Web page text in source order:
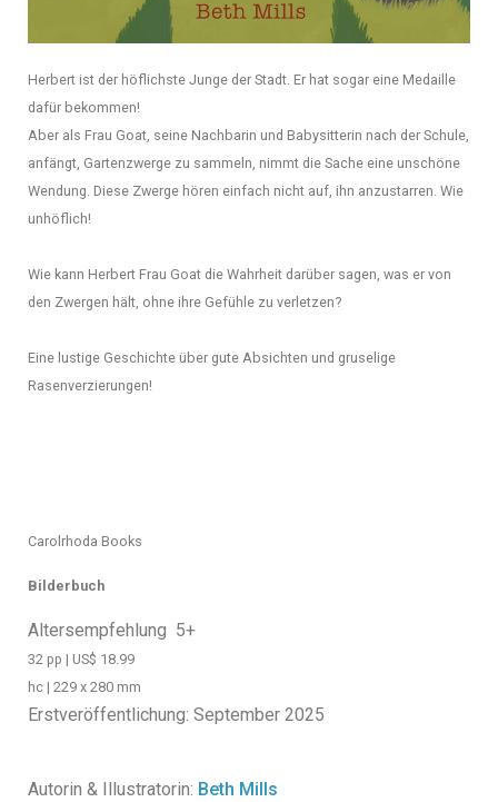
Herbert ist der höflichste Junge der Stadt. Er hat sogar eine Medaille
dafür bekommen!
Aber als Frau Goat, seine Nachbarin und Babysitterin nach der Schule,
anfängt, Gartenzwerge zu sammeln, nimmt die Sache eine unschöne
Wendung. Diese Zwerge hören einfach nicht auf, ihn anzustarren. Wie
unhöflich!
Wie kann Herbert Frau Goat die Wahrheit darüber sagen, was er von
den Zwergen hält, ohne ihre Gefühle zu verletzen?
Eine lustige Geschichte über gute Absichten und gruselige
Rasenverzierungen!
Carolrhoda Books
Bilderbuch
Altersempfehlung 5+
32 pp | US$ 18.99
hc | 229 x 280 mm
Erstveröffentlichung: September 2025
Autorin & Illustratorin: Beth Mills